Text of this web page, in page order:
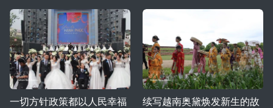
一切方针政策都以人民幸福
续写越南奥黛焕发新生的故